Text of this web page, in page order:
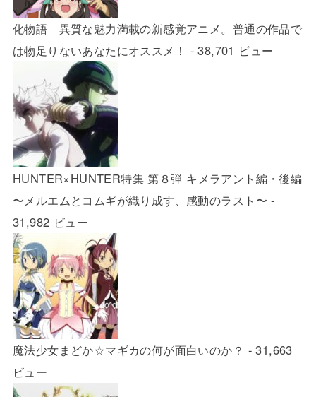
化物語 異質な魅力満載の新感覚アニメ。普通の作品で
は物足りないあなたにオススメ！ - 38,701 ビュー
HUNTER×HUNTER特集 第８弾 キメラアント編・後編
〜メルエムとコムギが織り成す、感動のラスト〜 -
31,982 ビュー
魔法少女まどか☆マギカの何が面白いのか？ - 31,663
ビュー